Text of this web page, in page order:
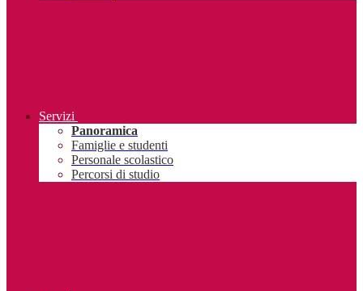
Servizi
Panoramica
Famiglie e studenti
Personale scolastico
Percorsi di studio